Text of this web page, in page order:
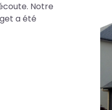
Notre
a été